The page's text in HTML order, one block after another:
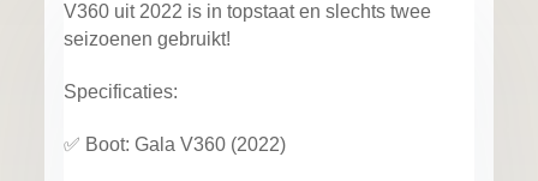
V360 uit 2022 is in topstaat en slechts twee
seizoenen gebruikt!
Specificaties:
✅ Boot: Gala V360 (2022)